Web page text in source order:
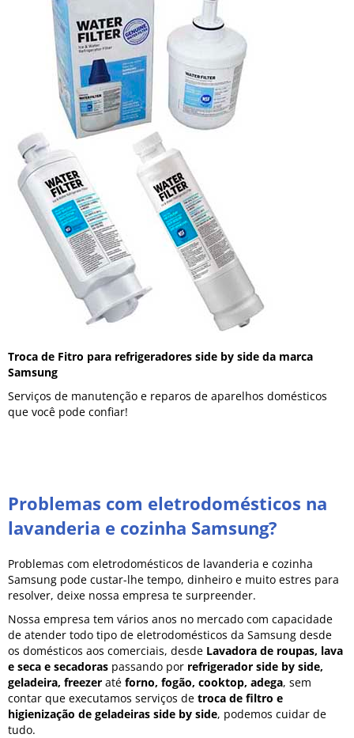
Troca de Fitro para refrigeradores side by side da marca
Samsung
Serviços de manutenção e reparos de aparelhos domésticos
que você pode confiar!
Problemas com eletrodomésticos na
lavanderia e cozinha Samsung?
Problemas com eletrodomésticos de lavanderia e cozinha
Samsung pode custar-lhe tempo, dinheiro e muito estres para
resolver, deixe nossa empresa te surpreender.
Nossa empresa tem vários anos no mercado com capacidade
de atender todo tipo de eletrodomésticos da Samsung desde
os domésticos aos comerciais, desde Lavadora de roupas, lava
e seca e secadoras passando por refrigerador side by side,
geladeira, freezer até forno, fogão, cooktop, adega, sem
contar que executamos serviços de troca de filtro e
higienização de geladeiras side by side, podemos cuidar de
tudo.